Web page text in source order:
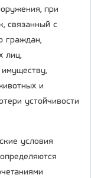
при
связанный с
граждан,
лиц,
и
устойчивости
условия